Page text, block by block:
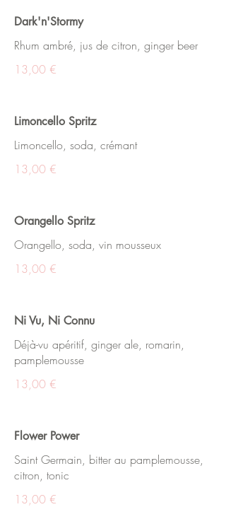
Dark'n'Stormy
Rhum ambré, jus de citron, ginger beer
13,00 €
Limoncello Spritz
Limoncello, soda, crémant
13,00 €
Orangello Spritz
Orangello, soda, vin mousseux
13,00 €
Ni Vu, Ni Connu
Déjà-vu apéritif, ginger ale, romarin,
pamplemousse
13,00 €
Flower Power
Saint Germain, bitter au pamplemousse,
citron, tonic
13,00 €